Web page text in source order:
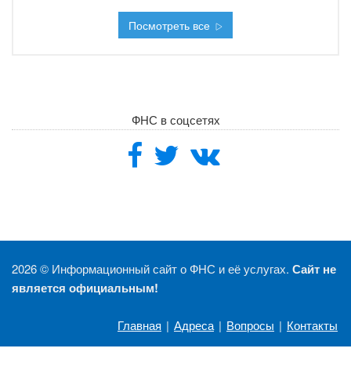
Посмотреть все
ФНС в соцсетях
2026 © Информационный сайт о ФНС и её услугах. Сайт не
является официальным!
Главная | Адреса | Вопросы | Контакты